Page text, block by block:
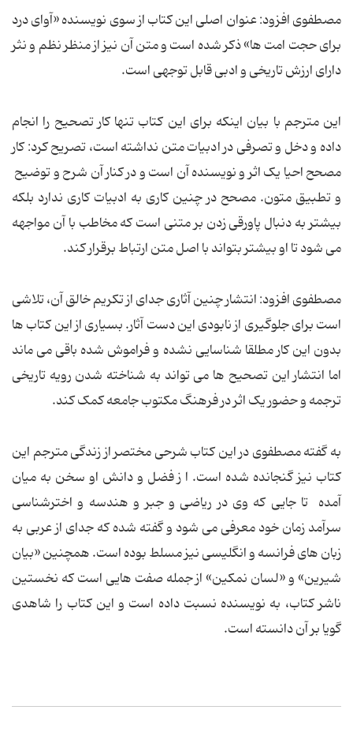
مصطفوی افزود: عنوان اصلی این کتاب از سوی نویسنده «آوای درد
برای حجت امت ها» ذکر شده است و متن آن نیز از منظر نظم و نثر
دارای ارزش تاریخی و ادبی قابل توجهی است.
این مترجم با بیان اینکه برای این کتاب تنها کار تصحیح را انجام
داده و دخل و تصرفی در ادبیات متن نداشته است، تصریح کرد: کار
مصحح احیا یک اثر و نویسنده آن است و در کنار آن شرح و توضیح
و تطبیق متون. مصحح در چنین کاری به ادبیات کاری ندارد بلکه
بیشتر به دنبال پاورقی زدن بر متنی است که مخاطب با آن مواجهه
می شود تا او بیشتر بتواند با اصل متن ارتباط برقرار کند.
مصطفوی افزود: انتشار چنین آثاری جدای از تکریم خالق آن، تلاشی
است برای جلوگیری از نابودی این دست آثار. بسیاری از این کتاب ها
بدون این کار مطلقا شناسایی نشده و فراموش شده باقی می ماند
اما انتشار این تصحیح ها می تواند به شناخته شدن رویه تاریخی
ترجمه و حضور یک اثر در فرهنگ مکتوب جامعه کمک کند.
به گفته مصطفوی در این کتاب شرحی مختصر از زندگی مترجم این
کتاب نیز گنجانده شده است. ا ز فضل و دانش او سخن به میان
آمده تا جایی که وی در ریاضی و جبر و هندسه و اخترشناسی
سرآمد زمان خود معرفی می شود و گفته شده که جدای از عربی به
زبان های فرانسه و انگلیسی نیز مسلط بوده است. همچنین «بیان
شیرین» و «لسان نمکین» از جمله صفت هایی است که نخستین
ناشر کتاب، به نویسنده نسبت داده است و این کتاب را شاهدی
گویا بر آن دانسته است.